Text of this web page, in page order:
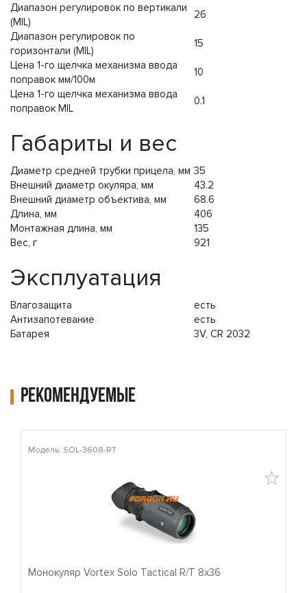
Диапазон регулировок по вертикали
(MIL)
26
Диапазон регулировок по
горизонтали (MIL)
15
Цена 1-го щелчка механизма ввода
поправок мм/100м
10
Цена 1-го щелчка механизма ввода
поправок MIL
0.1
Габариты и вес
Диаметр средней трубки прицела, мм 35
Внешний диаметр окуляра, мм
43.2
Внешний диаметр объектива, мм
68.6
Длина, мм
406
Монтажная длина, мм
135
Вес, г
921
Эксплуатация
Влагозащита
есть
Антизапотевание
есть
Батарея
3V, CR 2032
Рекомендуемые
Модель: SOL-3608-RT
Монокуляр Vortex Solo Tactical R/T 8x36